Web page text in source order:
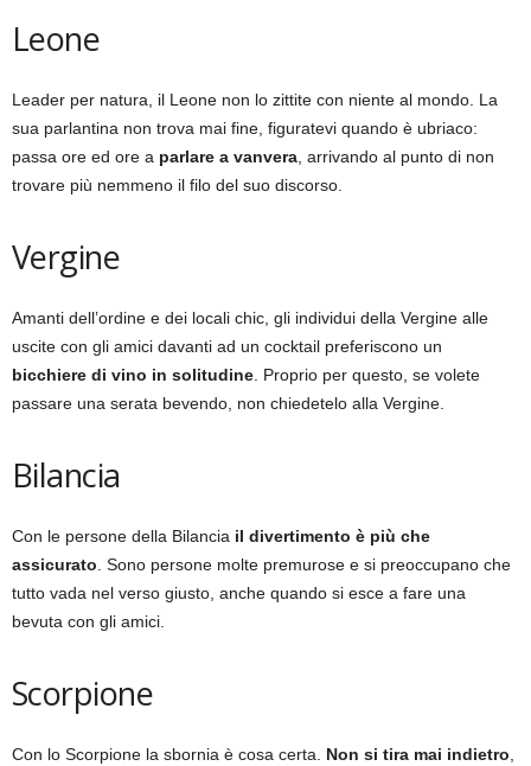
Leone
Leader per natura, il Leone non lo zittite con niente al mondo. La
sua parlantina non trova mai fine, figuratevi quando è ubriaco:
passa ore ed ore a parlare a vanvera , arrivando al punto di non
trovare più nemmeno il filo del suo discorso.
Vergine
Amanti dell’ordine e dei locali chic, gli individui della Vergine alle
uscite con gli amici davanti ad un cocktail preferiscono un
bicchiere di vino in solitudine . Proprio per questo, se volete
passare una serata bevendo, non chiedetelo alla Vergine.
Bilancia
Con le persone della Bilancia il divertimento è più che
assicurato . Sono persone molte premurose e si preoccupano che
tutto vada nel verso giusto, anche quando si esce a fare una
bevuta con gli amici.
Scorpione
Con lo Scorpione la sbornia è cosa certa. Non si tira mai indietro